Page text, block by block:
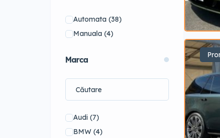
Automata (38)
Manuala (4)
Marca
Audi (7)
BMW (4)